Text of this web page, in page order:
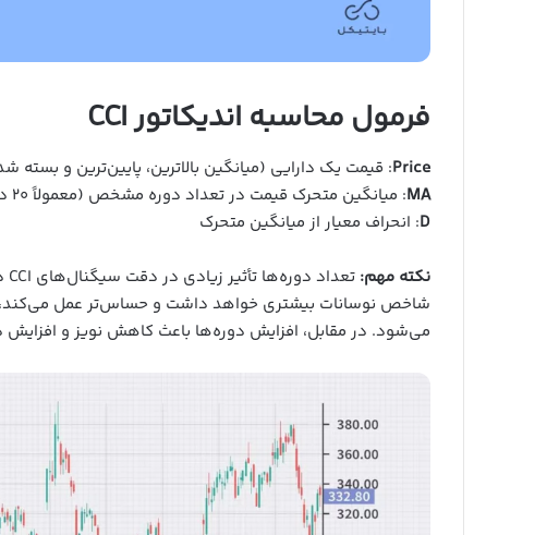
فرمول محاسبه اندیکاتور CCI
Price: قیمت یک دارایی (میانگین بالاترین، پایین‌ترین و بسته
MA: میانگین متحرک قیمت در تعداد دوره مشخص (معمولاً ۲۰ دوره)
D: انحراف معیار از میانگین متحرک
نکته مهم:
شاخص نوسانات بیشتری خواهد داشت و حساس‌تر عمل می‌کند،
می‌شود. در مقابل، افزایش دوره‌ها باعث کاهش نویز و